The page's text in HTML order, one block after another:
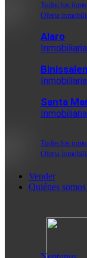
Todos los
Oferta
Alaro
Santa
Todos los
Oferta
Vender
Quiénes somos